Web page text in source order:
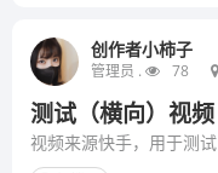
创作者小柿子
管理员 . 78
测试（横向）视频
视频来源快手，用于测试